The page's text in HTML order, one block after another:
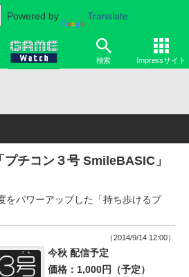
Powered by Translate
検索 Impressサイト
チコン３号 SmileBASIC」
をパワーアップした「持ち歩けるプ
（2014/9/14 12:00）
今秋 配信予定
価格：1,000円（予定）